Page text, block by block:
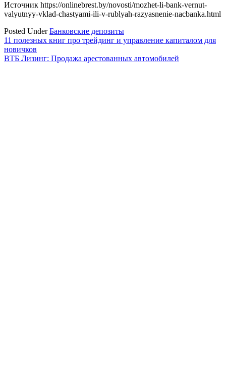
Источник https://onlinebrest.by/novosti/mozhet-li-bank-vernut-
valyutnyy-vklad-chastyami-ili-v-rublyah-razyasnenie-nacbanka.html
Posted UnderБанковские депозиты
Навигация
по
11 полезных книг про трейдинг и управление капиталом для
новичков
ВТБ Лизинг: Продажа арестованных автомобилей